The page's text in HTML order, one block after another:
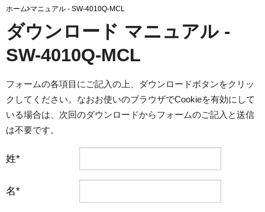
ホーム マニュアル - SW-4010Q-MCL
ダウンロード マニュアル -
SW-4010Q-MCL
フォームの各項目にご記入の上、ダウンロードボタンをクリッ
クしてください。なおお使いのブラウザでCookieを有効にして
いる場合は、次回のダウンロードからフォームのご記入と送信
は不要です。
姓
名